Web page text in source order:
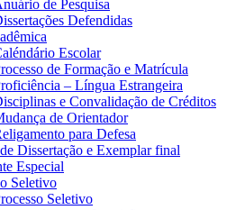
de Pesquisa
Defendidas
Escolar
de Formação e Matrícula
– Língua Estrangeira
e Convalidação de Créditos
de Orientador
para Defesa
Dissertação e Exemplar final
Especial
Seletivo
Seletivo